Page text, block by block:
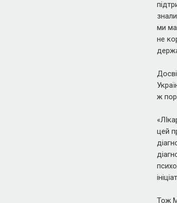
ми
не
ж
цей
Тож